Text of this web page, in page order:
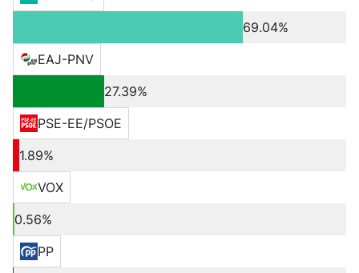
69.04%
EAJ-PNV
27.39%
PSE-EE/PSOE
1.89%
VOX
0.56%
PP